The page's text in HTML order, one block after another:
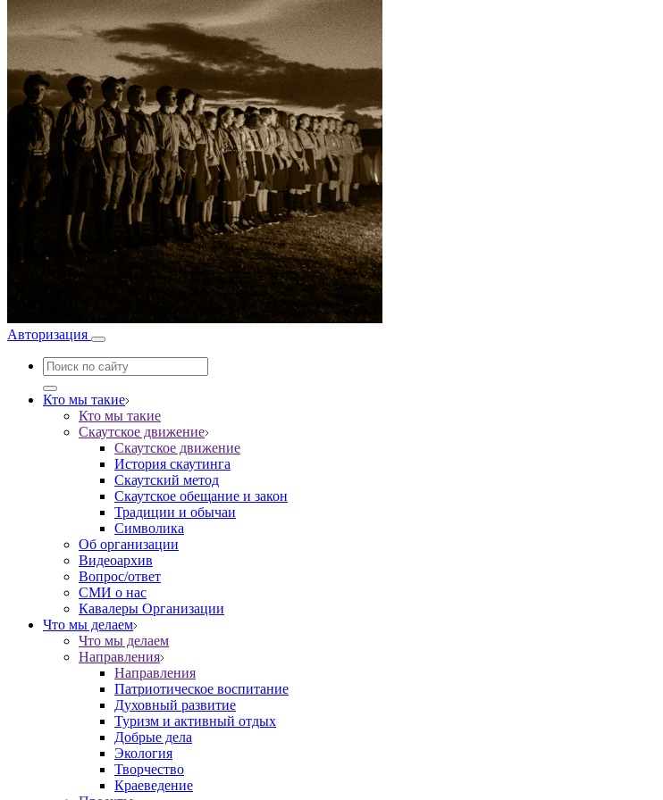
Авторизация
Кто мы такие
Кто мы такие
Скаутское движение
Скаутское движение
История скаутинга
Скаутский метод
Скаутское обещание и закон
Традиции и обычаи
Символика
Об организации
Видеоархив
Вопрос/ответ
СМИ о нас
Кавалеры Организации
Что мы делаем
Что мы делаем
Направления
Направления
Патриотическое воспитание
Духовный развитие
Туризм и активный отдых
Добрые дела
Экология
Творчество
Краеведение